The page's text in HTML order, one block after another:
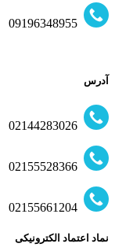
آدرس
نماد اعتماد الکترونیکی